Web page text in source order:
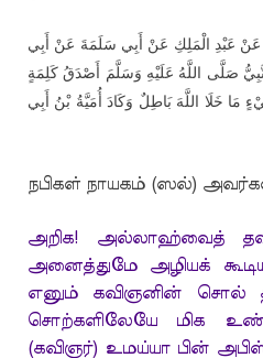
عَنْ عَبْدِ الْمَلِكِ عَنْ أَبِي سَلَمَةَ عَنْ أَبِي
صَلَّى اللَّهُ عَلَيْهِ وَسَلَّمَ أَصْدَقُ كَلِمَةٍ
مَا خَلَا اللَّهَ بَاطِلٌ وَكَادَ أُمَيَّةُ بْنُ أَبِي
நபிகள் நாயகம் (ஸல்)
அறிக! அல்லாஹ்வைத்
அனைத்துமே அழியக்
எனும் கவிஞனின் சொல்
சொற்களிலேயே மிக
(கவிஞர்) உமய்யா பின்